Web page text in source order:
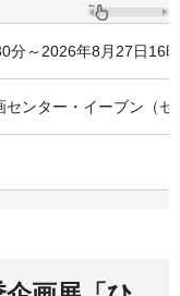
分～2026年8月27日16
センター・イーブン（セ